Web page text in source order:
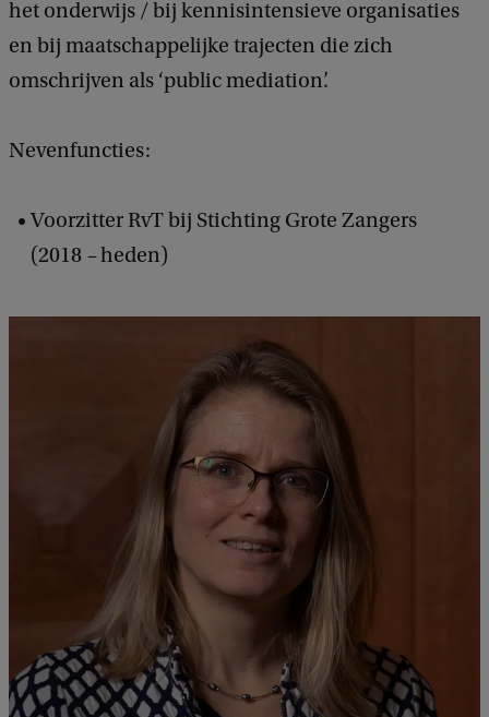
het onderwijs / bij kennisintensieve organisaties
en bij maatschappelijke trajecten die zich
omschrijven als ‘public mediation’.
Nevenfuncties:
Voorzitter RvT bij Stichting Grote Zangers
(2018 –heden)